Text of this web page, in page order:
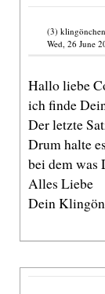
(3) klingönchen
Wed, 26 June
Hallo liebe
ich finde
Der letzte
Drum halte
bei dem was
Alles Liebe
Dein